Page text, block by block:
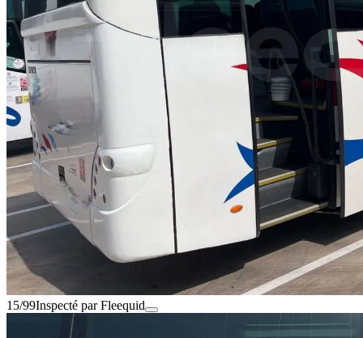
15/99Inspecté par Fleequid